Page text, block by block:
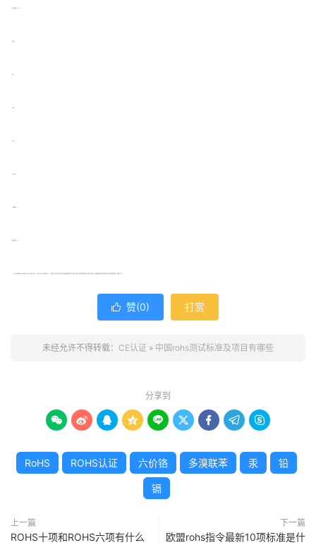
 赞(0) 打赏
未经允许不得转载： CE认证 » 中国rohs测试标准及项目有哪些
分享到
        
RoHS ROHS认证 六价铬 多溴联苯 汞 铅
镉
上一篇
ROHS十项和ROHS六项有什么
下一篇
欧盟rohs指令最新10项标准是什